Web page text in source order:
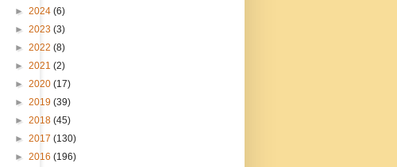
► 2024 (6)
► 2023 (3)
► 2022 (8)
► 2021 (2)
► 2020 (17)
► 2019 (39)
► 2018 (45)
► 2017 (130)
► 2016 (196)